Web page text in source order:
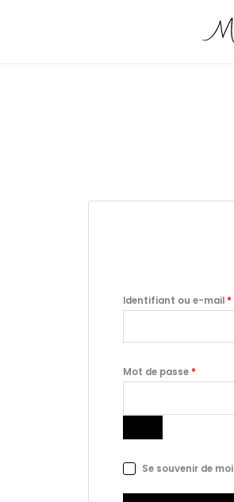
Identifiant ou e-mail *
Mot de passe *
Se souvenir de moi